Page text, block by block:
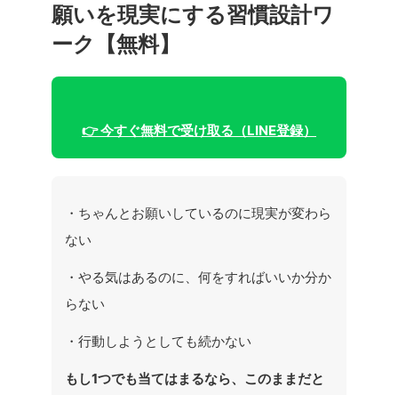
願いを現実にする習慣設計ワ
ーク【無料】
👉 今すぐ無料で受け取る（LINE登録）
・ちゃんとお願いしているのに現実が変わら
ない
・やる気はあるのに、何をすればいいか分か
らない
・行動しようとしても続かない
もし1つでも当てはまるなら、このままだと